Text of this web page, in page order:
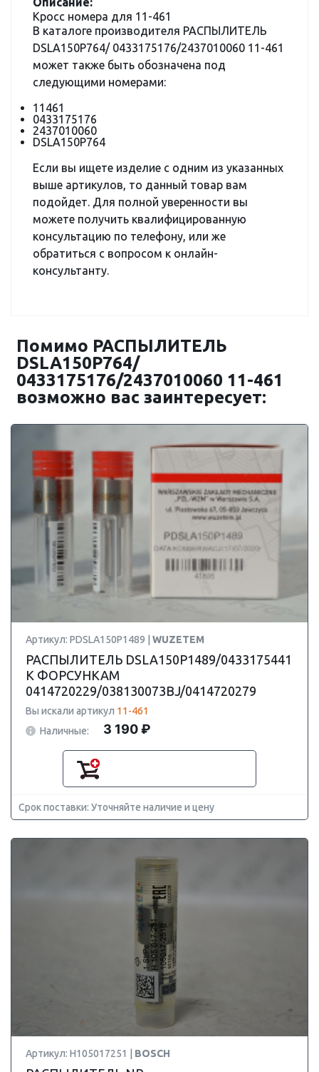
Кросс номера для 11-461
В каталоге производителя РАСПЫЛИТЕЛЬ
DSLA150P764/ 0433175176/2437010060 11-461
может также быть обозначена под
следующими номерами:
11461
0433175176
2437010060
DSLA150P764
Если вы ищете изделие с одним из указанных
выше артикулов, то данный товар вам
подойдет. Для полной уверенности вы
можете получить квалифицированную
консультацию по телефону, или же
обратиться с вопросом к онлайн-
консультанту.
Помимо РАСПЫЛИТЕЛЬ
DSLA150P764/
0433175176/2437010060 11-461
возможно вас заинтересует:
Артикул: PDSLA150P1489 | WUZETEM
РАСПЫЛИТЕЛЬ DSLA150P1489/0433175441
К ФОРСУНКАМ
0414720229/038130073BJ/0414720279
Вы искали артикул 11-461
Наличные:
3 190 ₽
Срок поставки: Уточняйте наличие и цену
Артикул: H105017251 | BOSCH